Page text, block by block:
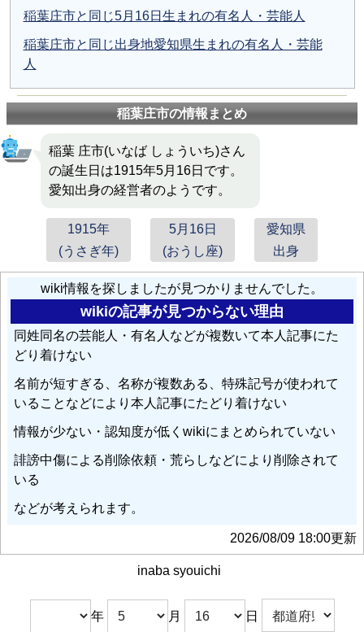
稲葉庄市と同じ5月16日生まれの有名人・芸能人
稲葉庄市と同じ出身地愛知県生まれの有名人・芸能
人
稲葉庄市の情報まとめ
稲葉 庄市(いなば しょういち)さん
の誕生日は1915年5月16日です。
愛知出身の経営者のようです。
1915年
(うさぎ年)
5月16日
(おうし座)
愛知県
出身
wiki情報を探しましたが見つかりませんでした。
wikiの記事が見つからない理由
同姓同名の芸能人・有名人などが複数いて本人記事にた
どり着けない
名前が短すぎる、名称が複数ある、特殊記号が使われて
いることなどにより本人記事にたどり着けない
情報が少ない・認知度が低くwikiにまとめられていない
誹謗中傷による削除依頼・荒らしなどにより削除されて
いる
などが考えられます。
2026/08/09 18:00更新
inaba syouichi
年 月 日